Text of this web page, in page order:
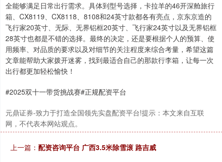
全能够满足日常出行需求。具体到型号选择，卡拉羊的46开深舱旅行
箱、CX8119、CX8118、8108和24英寸款都各有亮点，京东京造的
飞行家20英寸、无际、无界铝框20英寸、飞行家24英寸以及无界铝框
28英寸也都是不错的选择。最终的决定，还是要根据个人的预算、使
用频率、对品质的要求以及对细节的关注程度来综合考量，希望这篇
文章能帮助大家拨开迷雾，找到最适合自己的那款行李箱，让每一次
出行都更加轻松愉快！
#2025双十一带货挑战赛#正规配资平台
元鼎证券-致力于打造全国领先实盘配资平台!提示：本文来自互联
网，不代表本网站观点。
上一篇： 配资咨询平台 广西3.5米除雪滚 路吉威